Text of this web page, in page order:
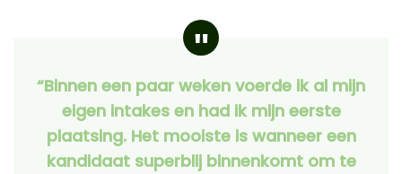
“Binnen een paar weken voerde ik al mijn
eigen intakes en had ik mijn eerste
plaatsing. Het mooiste is wanneer een
kandidaat superblij binnenkomt om te